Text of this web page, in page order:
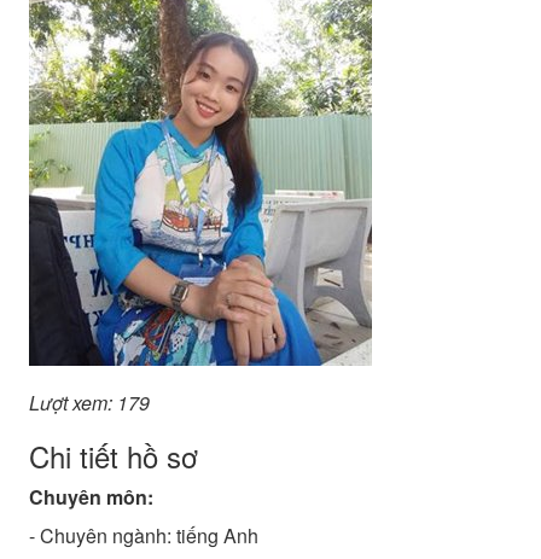
Lượt xem: 179
Chi tiết hồ sơ
Chuyên môn:
- Chuyên ngành: tiếng Anh